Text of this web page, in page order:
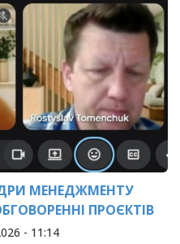
МЕНЕДЖМЕНТУ
ПРОЄКТІВ
- 11:14